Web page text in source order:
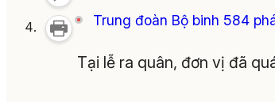
Trung đoàn Bộ binh 584
Tại lễ ra quân, đơn vị đã